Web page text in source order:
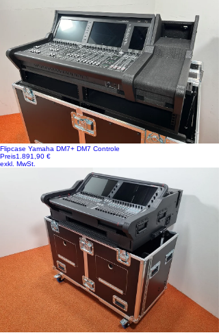
Flipcase Yamaha DM7+ DM7 Controle
Preis1.891,90 €
exkl. MwSt.